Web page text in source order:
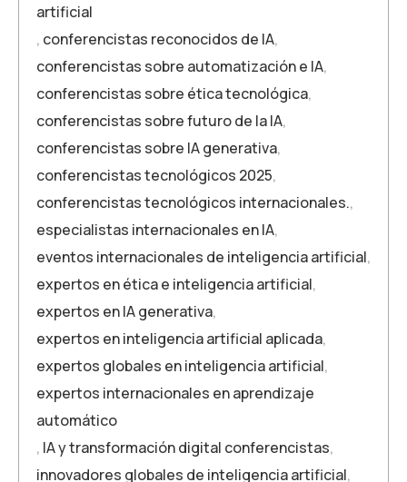
artificial
, conferencistas reconocidos de IA,
conferencistas sobre automatización e IA,
conferencistas sobre ética tecnológica,
conferencistas sobre futuro de la IA,
conferencistas sobre IA generativa,
conferencistas tecnológicos 2025,
conferencistas tecnológicos internacionales.,
especialistas internacionales en IA,
eventos internacionales de inteligencia artificial,
expertos en ética e inteligencia artificial,
expertos en IA generativa,
expertos en inteligencia artificial aplicada,
expertos globales en inteligencia artificial,
expertos internacionales en aprendizaje
automático
, IA y transformación digital conferencistas,
innovadores globales de inteligencia artificial,